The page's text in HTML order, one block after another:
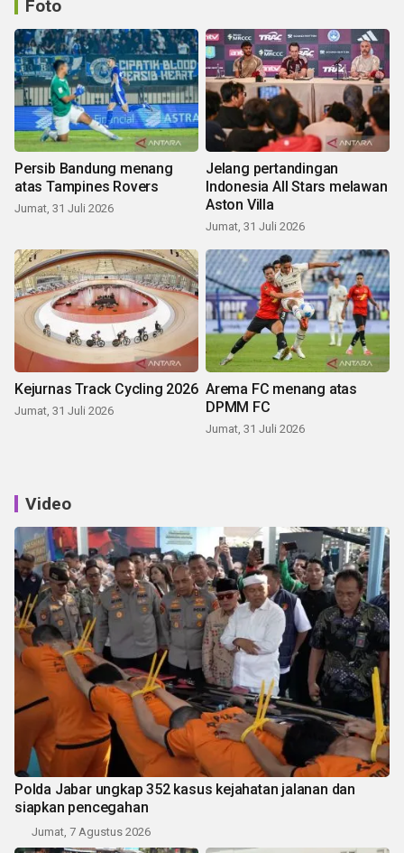
Foto
Persib Bandung menang
atas Tampines Rovers
Jumat, 31 Juli 2026
Jelang pertandingan
Indonesia All Stars melawan
Aston Villa
Jumat, 31 Juli 2026
Kejurnas Track Cycling 2026
Jumat, 31 Juli 2026
Arema FC menang atas
DPMM FC
Jumat, 31 Juli 2026
Video
Polda Jabar ungkap 352 kasus kejahatan jalanan dan
siapkan pencegahan
Jumat, 7 Agustus 2026